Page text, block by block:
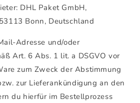
DHL Paket GmbH,
Bonn, Deutschland
Adresse und/oder
Art. 6 Abs. 1 lit. a DSGVO vor
zum Zweck der Abstimmung
zur Lieferankündigung an den
du hierfür im Bestellprozess